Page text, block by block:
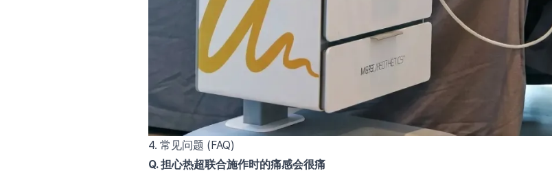
4. 常见问题 (FAQ)
Q. 担心热超联合施作时的痛感会很痛